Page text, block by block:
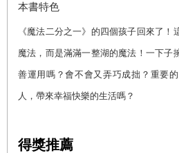
本書特色
《魔法二分之一》的四個孩子回來了
魔法，而是滿滿一整湖的魔法！一下子
善運用嗎？會不會又弄巧成拙？重要
人，帶來幸福快樂的生活嗎？
得獎推薦